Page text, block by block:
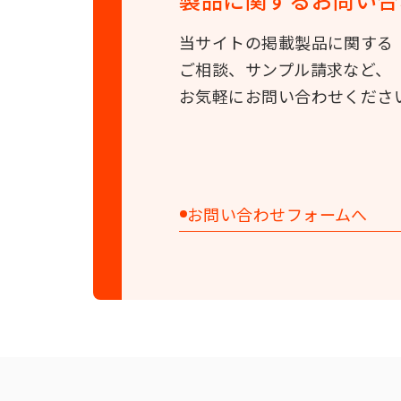
当サイトの掲載製品に関する
ご相談、サンプル請求など、
お気軽にお問い合わせくださ
お問い合わせフォームへ